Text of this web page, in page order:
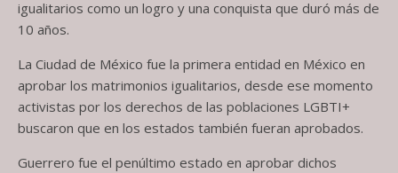
igualitarios como un logro y una conquista que duró más de
10 años.
La Ciudad de México fue la primera entidad en México en
aprobar los matrimonios igualitarios, desde ese momento
activistas por los derechos de las poblaciones LGBTI+
buscaron que en los estados también fueran aprobados.
Guerrero fue el penúltimo estado en aprobar dichos